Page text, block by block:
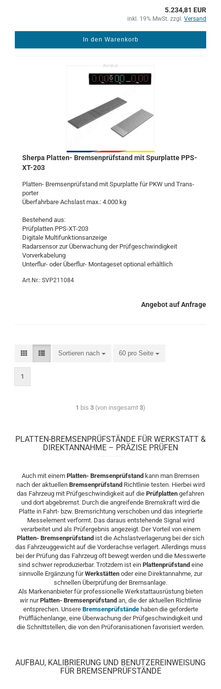
5.234,81 EUR
inkl. 19% MwSt. zzgl. Versand
In den Warenkorb
Sher­pa Platten-​​ Brem­sen­prüf­stand mit Spur­plat­te PPS-​
XT-​203
Platten-​​ Brem­sen­prüf­stand mit Spur­plat­te für PKW und Trans­
por­ter
Über­fahr­ba­re Achs­last max.: 4.000 kg
Be­stehend aus:
Prüf­plat­ten PPS-​XT-203
Di­gi­ta­le Mul­ti­funk­ti­ons­an­zei­ge
Ra­dar­sen­sor zur Über­wa­chung der Prüf­ge­schwin­dig­keit
Vor­ver­ka­be­lung
Unterflur-​ oder Überflur-​ Mon­ta­ges­et op­tio­nal er­hält­lich
Art.Nr.: SVP211084
Angebot auf Anfrage
Sortieren nach 60 pro Seite
1
1 bis 3 (von insgesamt 3)
PLATTEN-BREMSENPRÜFSTÄNDE FÜR WERKSTATT &
DIREKTANNAHME – PRÄZISE PRÜFEN
Auch mit einem Platten- Bremsenprüfstand kann man Bremsen
nach der aktuellen Bremsenprüfstand Richtlinie testen. Hierbei wird
das Fahrzeug mit Prüfgeschwindigkeit auf die Prüfplatten gefahren
und dort abgebremst. Durch die angreifende Bremskraft wird die
Platte in Fahrt- bzw. Bremsrichtung verschoben und das integrierte
Messelement verformt. Das daraus entstehende Signal wird
verarbeitet und als Prüfergebnis angezeigt. Der Vorteil von einem
Platten- Bremsenprüfstand ist die Achslastverlagerung bei der sich
das Fahrzeuggewicht auf die Vorderachse verlagert. Allerdings muss
bei der Prüfung das Fahrzeug oft bewegt werden und die Messwerte
sind schwer reproduzierbar. Trotzdem ist ein Plattenprüfstand eine
sinnvolle Ergänzung fürWerkstätten oder eine Direktannahme, zur
schnellen Überprüfung der Bremsanlage.
Als Markenanbieter für professionelle Werkstattausrüstung bieten
wir nurPlatten- Bremsenprüfstand an, die der aktuellen Richtlinie
entsprechen. Unsere Bremsenprüfstände haben die geforderte
Prüfflächenlange, eine Überwachung der Prüfgeschwindigkeit und
die Schnittstellen, die von den Prüforanisationen favorisiert werden.
AUFBAU, KALIBRIERUNG UND BENUTZEREINWEISUNG
FÜR BREMSENPRÜFSTÄNDE